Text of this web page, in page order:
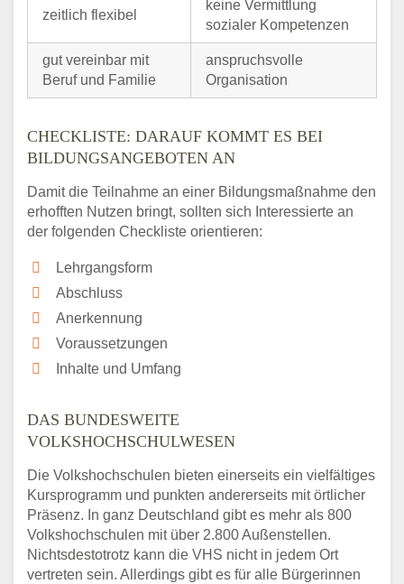
zeitlich flexibel
keine Vermittlung
sozialer Kompetenzen
gut vereinbar mit
Beruf und Familie
anspruchsvolle
Organisation
CHECKLISTE: DARAUF KOMMT ES BEI
BILDUNGSANGEBOTEN AN
Damit die Teilnahme an einer Bildungsmaßnahme den
erhofften Nutzen bringt, sollten sich Interessierte an
der folgenden Checkliste orientieren:
Lehrgangsform
Abschluss
Anerkennung
Voraussetzungen
Inhalte und Umfang
DAS BUNDESWEITE
VOLKSHOCHSCHULWESEN
Die Volkshochschulen bieten einerseits ein vielfältiges
Kursprogramm und punkten andererseits mit örtlicher
Präsenz. In ganz Deutschland gibt es mehr als 800
Volkshochschulen mit über 2.800 Außenstellen.
Nichtsdestotrotz kann die VHS nicht in jedem Ort
vertreten sein. Allerdings gibt es für alle Bürgerinnen